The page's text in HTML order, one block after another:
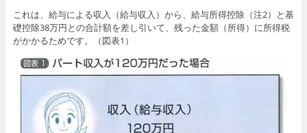
これは、給与による収入（給与収入）から、給与所得控除（注2）と基
礎控除38万円との合計額を差し引いて、残った金額（所得）に所得税
がかかるためです。（図表1）